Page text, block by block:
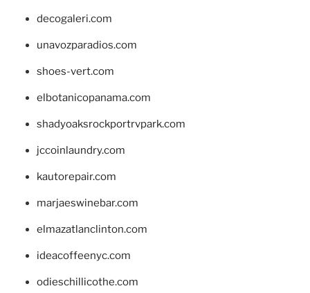
decogaleri.com
unavozparadios.com
shoes-vert.com
elbotanicopanama.com
shadyoaksrockportrvpark.com
jccoinlaundry.com
kautorepair.com
marjaeswinebar.com
elmazatlanclinton.com
ideacoffeenyc.com
odieschillicothe.com